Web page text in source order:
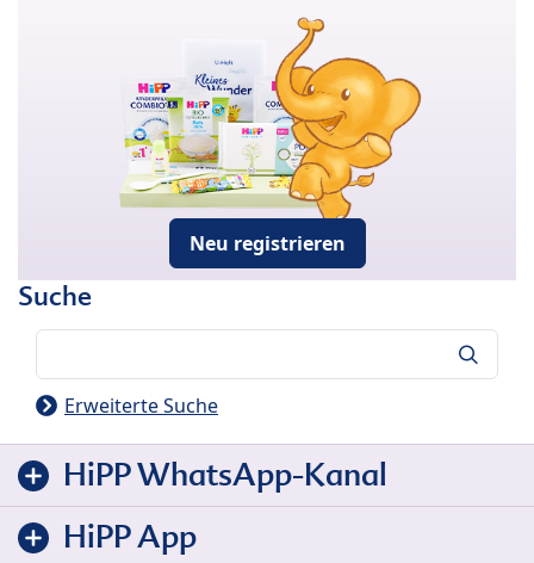
Neu registrieren
Suche
Erweiterte Suche
HiPP WhatsApp-Kanal
HiPP App